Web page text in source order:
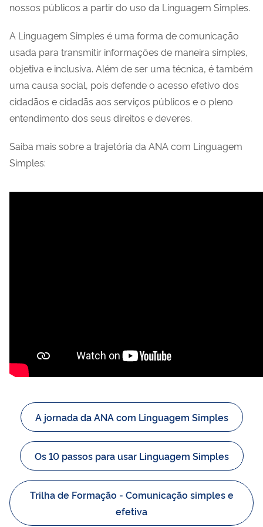
nossos públicos a partir do uso da Linguagem Simples.
A Linguagem Simples é uma forma de comunicação
usada para transmitir informações de maneira simples,
objetiva e inclusiva. Além de ser uma técnica, é também
uma causa social, pois defende o acesso efetivo dos
cidadãos e cidadãs aos serviços públicos e o pleno
entendimento dos seus direitos e deveres.
Saiba mais sobre a trajetória da ANA com Linguagem
Simples:
A jornada da ANA com Linguagem Simples
Os 10 passos para usar Linguagem Simples
Trilha de Formação - Comunicação simples e
efetiva